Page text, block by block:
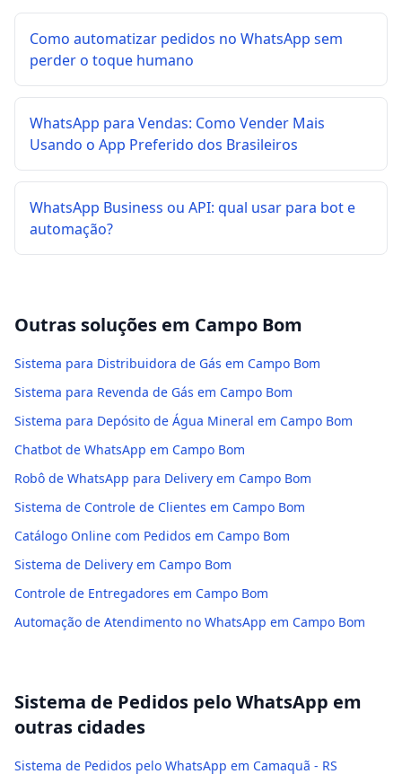
Como automatizar pedidos no WhatsApp sem
perder o toque humano
WhatsApp para Vendas: Como Vender Mais
Usando o App Preferido dos Brasileiros
WhatsApp Business ou API: qual usar para bot e
automação?
Outras soluções em Campo Bom
Sistema para Distribuidora de Gás em Campo Bom
Sistema para Revenda de Gás em Campo Bom
Sistema para Depósito de Água Mineral em Campo Bom
Chatbot de WhatsApp em Campo Bom
Robô de WhatsApp para Delivery em Campo Bom
Sistema de Controle de Clientes em Campo Bom
Catálogo Online com Pedidos em Campo Bom
Sistema de Delivery em Campo Bom
Controle de Entregadores em Campo Bom
Automação de Atendimento no WhatsApp em Campo Bom
Sistema de Pedidos pelo WhatsApp em
outras cidades
Sistema de Pedidos pelo WhatsApp em Camaquã - RS